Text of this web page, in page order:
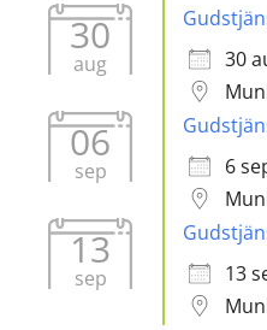
30
aug
30
06
sep
6
13
sep
13